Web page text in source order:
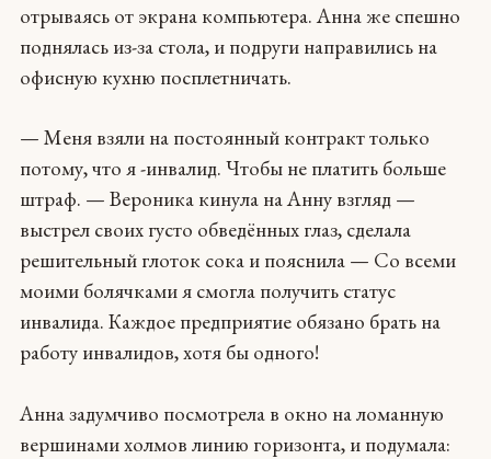
отрываясь от экрана компьютера. Анна же спешно
поднялась из-за стола, и подруги направились на
офисную кухню посплетничать.
— Меня взяли на постоянный контракт только
потому, что я -инвалид. Чтобы не платить больше
штраф. — Вероника кинула на Анну взгляд —
выстрел своих густо обведённых глаз, сделала
решительный глоток сока и пояснила — Cо всеми
моими болячками я смогла получить статус
инвалида. Каждое предприятие обязано брать на
работу инвалидов, хотя бы одного!
Анна задумчиво посмотрела в окно на ломанную
вершинами холмов линию горизонта, и подумала: